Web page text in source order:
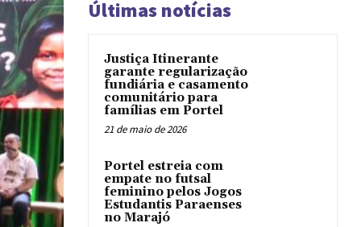
Últimas notícias
Justiça Itinerante
garante regularização
fundiária e casamento
comunitário para
famílias em Portel
21 de maio de 2026
Portel estreia com
empate no futsal
feminino pelos Jogos
Estudantis Paraenses
no Marajó